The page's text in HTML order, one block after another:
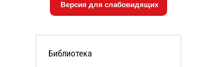
Версия для слабовидящих
Библиотека